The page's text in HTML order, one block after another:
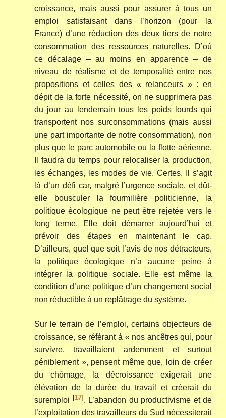
croissance, mais aussi pour assurer à tous un
emploi satisfaisant dans l’horizon (pour la
France) d’une réduction des deux tiers de notre
consommation des ressources naturelles. D’où
ce décalage – au moins en apparence – de
niveau de réalisme et de temporalité entre nos
propositions et celles des « relanceurs » : en
dépit de la forte nécessité, on ne supprimera pas
du jour au lendemain tous les poids lourds qui
transportent nos surconsommations (mais aussi
une part importante de notre consommation), non
plus que le parc automobile ou la flotte aérienne.
Il faudra du temps pour relocaliser la production,
les échanges, les modes de vie. Certes. Il s’agit
là d’un défi car, malgré l’urgence sociale, et dût-
elle bousculer la fourmilière politicienne, la
politique écologique ne peut être rejetée vers le
long terme. Elle doit démarrer aujourd’hui et
prévoir des étapes en maintenant le cap.
D’ailleurs, quel que soit l’avis de nos détracteurs,
la politique écologique n’a aucune peine à
intégrer la politique sociale. Elle est même la
condition d’une politique d’un changement social
non réductible à un replâtrage du système.
Sur le terrain de l’emploi, certains objecteurs de
croissance, se référant à « nos ancêtres qui, pour
survivre, travaillaient ardemment et surtout
péniblement », pensent même que, loin de créer
du chômage, la décroissance exigerait une
élévation de la durée du travail et créerait du
suremploi [17]. L’abandon du productivisme et de
l’exploitation des travailleurs du Sud nécessiterait